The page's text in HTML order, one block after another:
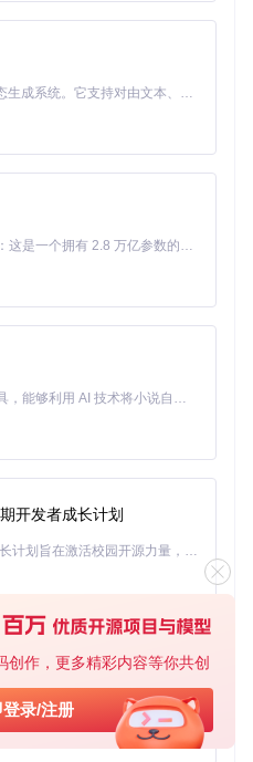
创作，更多精彩内容等你共创
录/注册
。
从[专业工具集](https://gitcod
system-prompts-models-an
配置选项和权限设置
的高权限。
节点：
收外部请求
能
提示词
适的AI模型
便于后续处理
问题
MiniMax H3 是一个通用的全模态生成系统。它支持对由文本、图像、视频和音频组成的多模态上下文进行统一理解，并能生成分辨率高达 2K、时长可达 15 秒的带原生立体声音频的视频。得益于面向任务泛化的系统设计，H3 在预训练阶段就已具备广泛的多模态上下文理解与生成能力，能够出色地执行复杂的多模态指令。
Kimi K3 是Kimi能力最强的模型：这是一个拥有 2.8 万亿参数的混合专家（MoE）模型，具备原生视觉理解能力，并支持 100 万 token 的上下文窗口。
Toonflow 是一款 AI 短剧漫剧工具，能够利用 AI 技术将小说自动转化为剧本，并结合 AI 生成的图片和视频，实现高效的短剧创作。借助 Toonflow，可以轻松完成从文字到影像的全流程，让短剧制作变得更加智能与便捷。
开发者成长计划
「源启盛夏」暑期校园开发者成长计划旨在激活校园开源力量，通过积分激励、认证扶持、资源倾斜等形式，引导高校组织和开发者完成「入驻 — 建项目 — 做贡献 — 获认证 — 得资源」的完整闭环。无论你是想带领社团入驻平台的组织者，还是希望用代码贡献证明自己的开发者，都能在这里找到属于你的成长路径。
免费、本地、开源的 24/7 全天候 Cowork 应用，以及适用于 Gemini CLI、Claude Code、Codex、OpenCode、Qwen Code、Goose CLI、Auggie 等的 OpenClaw | 🌟 喜欢就点star吧